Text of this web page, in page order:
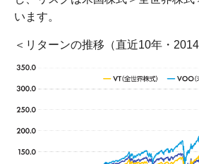
います。
＜リターンの推移（直近10年・